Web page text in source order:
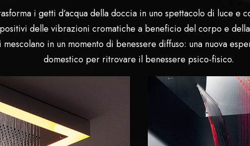
i getti d’acqua della doccia in uno spettacolo di luce e
positivi delle vibrazioni cromatiche a beneficio del corpo e
in un momento di benessere diffuso: una nuova
domestico per ritrovare il benessere psico-fisico.